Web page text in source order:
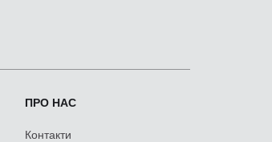
ПРО НАС
Контакти